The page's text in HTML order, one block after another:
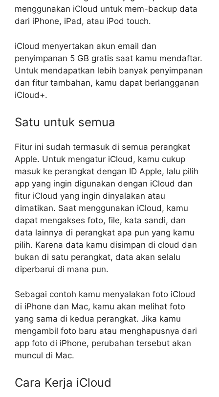
menggunakan iCloud untuk mem-backup data
dari iPhone, iPad, atau iPod touch.
iCloud menyertakan akun email dan
penyimpanan 5 GB gratis saat kamu mendaftar.
Untuk mendapatkan lebih banyak penyimpanan
dan fitur tambahan, kamu dapat berlangganan
iCloud+.
Satu untuk semua
Fitur ini sudah termasuk di semua perangkat
Apple. Untuk mengatur iCloud, kamu cukup
masuk ke perangkat dengan ID Apple, lalu pilih
app yang ingin digunakan dengan iCloud dan
fitur iCloud yang ingin dinyalakan atau
dimatikan. Saat menggunakan iCloud, kamu
dapat mengakses foto, file, kata sandi, dan
data lainnya di perangkat apa pun yang kamu
pilih. Karena data kamu disimpan di cloud dan
bukan di satu perangkat, data akan selalu
diperbarui di mana pun.
Sebagai contoh kamu menyalakan foto iCloud
di iPhone dan Mac, kamu akan melihat foto
yang sama di kedua perangkat. Jika kamu
mengambil foto baru atau menghapusnya dari
app foto di iPhone, perubahan tersebut akan
muncul di Mac.
Cara Kerja iCloud